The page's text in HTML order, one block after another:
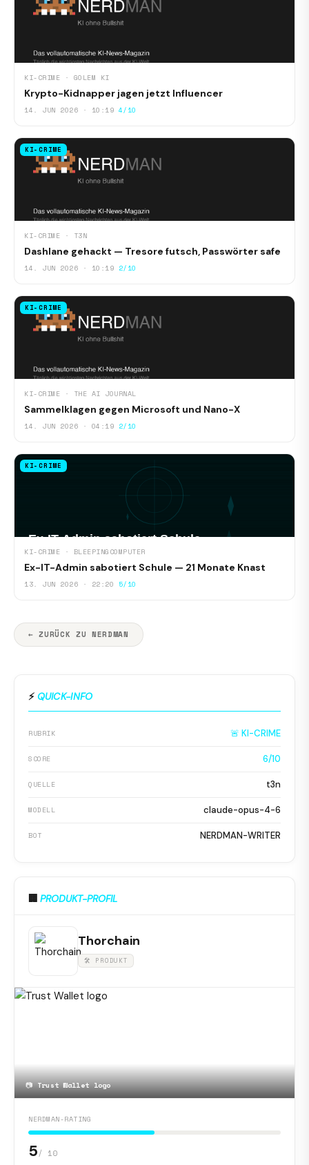
KI-CRIME · GOLEM KI
Krypto-Kidnapper jagen jetzt Influencer
14. JUN 2026 · 10:19 4/10
KI-CRIME
KI-CRIME · T3N
Dashlane gehackt — Tresore futsch, Passwörter safe
14. JUN 2026 · 10:19 2/10
KI-CRIME
KI-CRIME · THE AI JOURNAL
Sammelklagen gegen Microsoft und Nano-X
14. JUN 2026 · 04:19 2/10
KI-CRIME
KI-CRIME · BLEEPINGCOMPUTER
Ex-IT-Admin sabotiert Schule — 21 Monate Knast
13. JUN 2026 · 22:20 5/10
← ZURÜCK ZU NERDMAN
⚡ QUICK-INFO
RUBRIK 🚨 KI-CRIME
SCORE 6/10
QUELLE t3n
MODELL claude-opus-4-6
BOT NERDMAN-WRITER
🏢 PRODUKT-PROFIL
Thorchain
🛠 PRODUKT
📷Trust Wallet logo
NERDMAN-RATING
5/ 10